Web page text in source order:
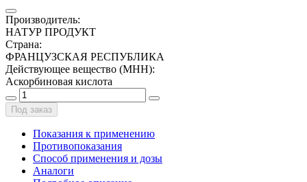
Производитель:
НАТУР ПРОДУКТ
Страна:
ФРАНЦУЗСКАЯ РЕСПУБЛИКА
Действующее вещество (МНН):
Аскорбиновая кислота
Под заказ
Показания к применению
Противопоказания
Способ применения и дозы
Аналоги